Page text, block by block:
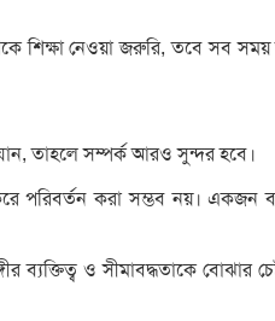
শিক্ষা নেওয়া জরুরি, তবে সব
তাহলে সম্পর্ক আরও সুন্দর হবে।
পরিবর্তন করা সম্ভব নয়। একজন
ব্যক্তিত্ব ও সীমাবদ্ধতাকে বোঝার